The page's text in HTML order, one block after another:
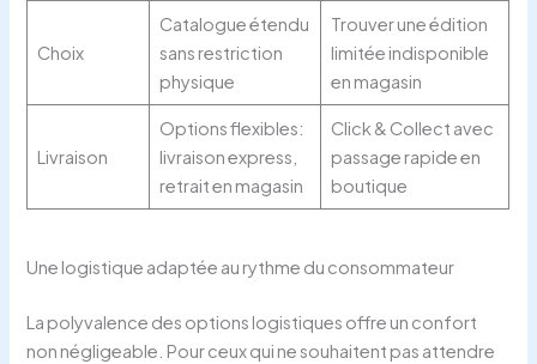
Choix
Catalogue étendu
sans restriction
physique
Trouver une édition
limitée indisponible
en magasin
Livraison
Options flexibles:
livraison express,
retrait en magasin
Click & Collect avec
passage rapide en
boutique
Une logistique adaptée au rythme du consommateur
La polyvalence des options logistiques offre un confort
non négligeable. Pour ceux qui ne souhaitent pas attendre